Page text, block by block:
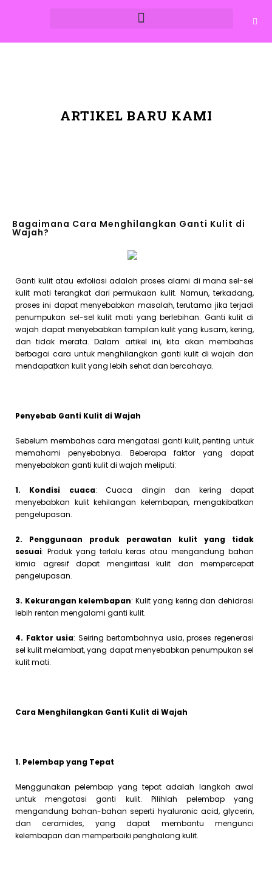
ARTIKEL BARU KAMI
Bagaimana Cara Menghilangkan Ganti Kulit di
Wajah?
Ganti kulit atau exfoliasi adalah proses alami di mana sel-sel
kulit mati terangkat dari permukaan kulit. Namun, terkadang,
proses ini dapat menyebabkan masalah, terutama jika terjadi
penumpukan sel-sel kulit mati yang berlebihan. Ganti kulit di
wajah dapat menyebabkan tampilan kulit yang kusam, kering,
dan tidak merata. Dalam artikel ini, kita akan membahas
berbagai cara untuk menghilangkan ganti kulit di wajah dan
mendapatkan kulit yang lebih sehat dan bercahaya.
Penyebab Ganti Kulit di Wajah
Sebelum membahas cara mengatasi ganti kulit, penting untuk
memahami penyebabnya. Beberapa faktor yang dapat
menyebabkan ganti kulit di wajah meliputi:
1. Kondisi cuaca: Cuaca dingin dan kering dapat
menyebabkan kulit kehilangan kelembapan, mengakibatkan
pengelupasan.
2. Penggunaan produk perawatan kulit yang tidak
sesuai: Produk yang terlalu keras atau mengandung bahan
kimia agresif dapat mengiritasi kulit dan mempercepat
pengelupasan.
3. Kekurangan kelembapan: Kulit yang kering dan dehidrasi
lebih rentan mengalami ganti kulit.
4. Faktor usia: Seiring bertambahnya usia, proses regenerasi
sel kulit melambat, yang dapat menyebabkan penumpukan sel
kulit mati.
Cara Menghilangkan Ganti Kulit di Wajah
1. Pelembap yang Tepat
Menggunakan pelembap yang tepat adalah langkah awal
untuk mengatasi ganti kulit. Pilihlah pelembap yang
mengandung bahan-bahan seperti hyaluronic acid, glycerin,
dan ceramides, yang dapat membantu mengunci
kelembapan dan memperbaiki penghalang kulit.